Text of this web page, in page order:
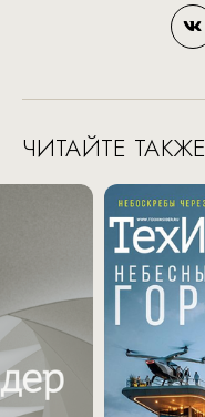
ЧИТАЙТЕ ТАКЖЕ